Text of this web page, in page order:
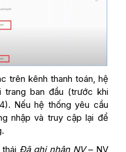
trên kênh thanh toán, hệ
ban đầu (trước khi
Nếu hệ thống yêu cầu
nhập và truy cập lại để
Đã ghi nhận NV– NV